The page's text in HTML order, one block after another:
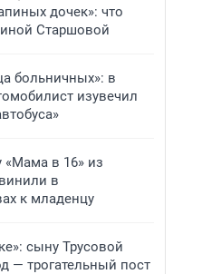
дочек»: что
Старшовой
больничных»: в
изувечил
«Мама в 16» из
в
к младенцу
сыну Трусовой
— трогательный пост